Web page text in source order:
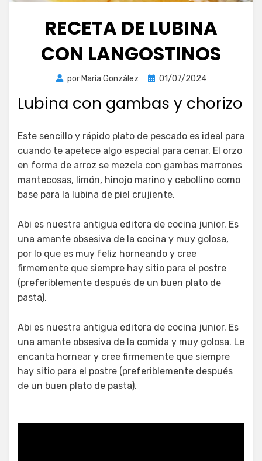
RECETA DE LUBINA
CON LANGOSTINOS
por María González
Publicada
01/07/2024
Lubina con gambas y chorizo
Este sencillo y rápido plato de pescado es ideal para
cuando te apetece algo especial para cenar. El orzo
en forma de arroz se mezcla con gambas marrones
mantecosas, limón, hinojo marino y cebollino como
base para la lubina de piel crujiente.
Abi es nuestra antigua editora de cocina junior. Es
una amante obsesiva de la cocina y muy golosa,
por lo que es muy feliz horneando y cree
firmemente que siempre hay sitio para el postre
(preferiblemente después de un buen plato de
pasta).
Abi es nuestra antigua editora de cocina junior. Es
una amante obsesiva de la comida y muy golosa. Le
encanta hornear y cree firmemente que siempre
hay sitio para el postre (preferiblemente después
de un buen plato de pasta).